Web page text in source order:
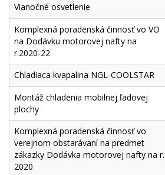
Vianočné osvetlenie
Komplexná poradenská činnosť vo VO
na Dodávku motorovej nafty na
r.2020-22
Chladiaca kvapalina NGL-COOLSTAR
Montáž chladenia mobilnej ľadovej
plochy
Komplexná poradenská činnosť vo
verejnom obstarávaní na predmet
zákazky Dodávka motorovej nafty na r.
2020